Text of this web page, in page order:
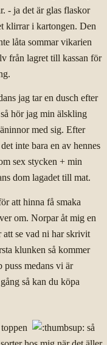
- ja det är glas flaskor
klirrar i kartongen. Den
låta sommar vikarien
från lagret till kassan för
jag tar en dusch efter
hör jag min älskling
med sig. Efter
inte bara en av hennes
sex stycken + min
dom lagadet till mat.
att hinna få smaka
om. Norpar åt mig en
att se vad ni har skrivit
klunken så kommer
medans vi är
så kan du köpa
så